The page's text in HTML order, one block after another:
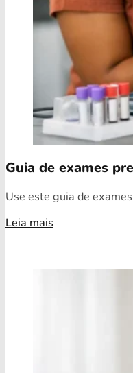
Guia de exames
Use este guia de
Leia mais